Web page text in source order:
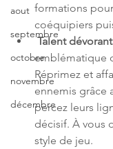
aout
septembre
octobre
novembre
décembre
formations
coéquipiers
Talent dévorant
emblématique
Réprimez et
ennemis grâce
percez leurs
décisif. À vous
style de jeu.